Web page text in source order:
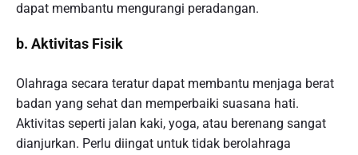
dapat membantu mengurangi peradangan.
b. Aktivitas Fisik
Olahraga secara teratur dapat membantu menjaga berat
badan yang sehat dan memperbaiki suasana hati.
Aktivitas seperti jalan kaki, yoga, atau berenang sangat
dianjurkan. Perlu diingat untuk tidak berolahraga